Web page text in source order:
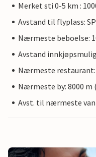
Merket sti 0-5 km :
Avstand til flyplass:
Nærmeste beboelse:
Avstand
Nærmeste restaurant:
Nærmeste by: 8000 m
Avst. til nærmeste